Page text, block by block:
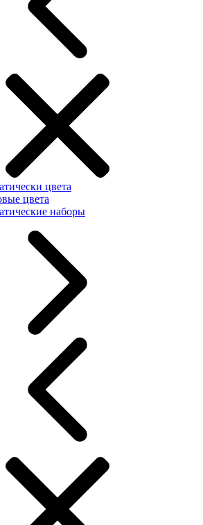
цвета
цвета
наборы